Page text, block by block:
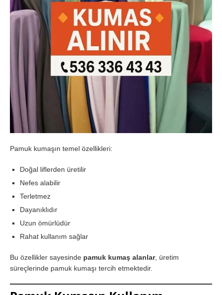
Pamuk kumaşın temel özellikleri:
Doğal liflerden üretilir
Nefes alabilir
Terletmez
Dayanıklıdır
Uzun ömürlüdür
Rahat kullanım sağlar
Bu özellikler sayesinde pamuk kumaş alanlar, üretim
süreçlerinde pamuk kumaşı tercih etmektedir.